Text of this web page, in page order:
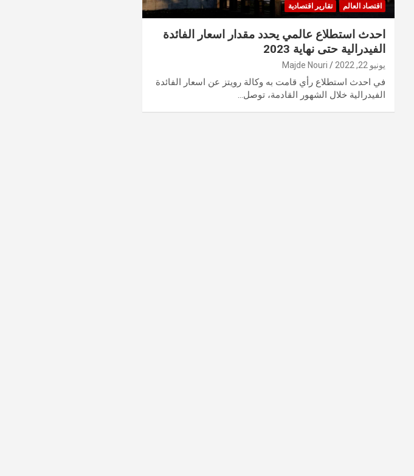
اقتصاد العالم تقارير اقتصادية
احدث استطلاع عالمي يحدد مقدار اسعار الفائدة
الفيدرالية حتى نهاية 2023
يونيو 22, 2022 Majde Nouri
في احدث استطلاع رأي قامت به وكالة رويتز عن اسعار الفائدة
الفيدرالية خلال الشهور القادمة، توصل…